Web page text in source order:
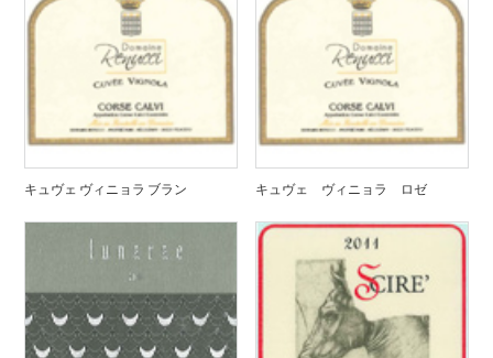
キュヴェ ヴィニョラ ブラン キュヴェ ヴィニョラ ロゼ